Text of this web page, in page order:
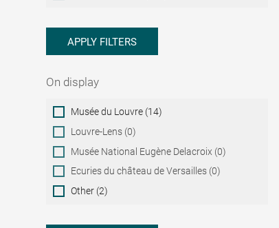
APPLY FILTERS
On display
On
display
Musée du Louvre (14)
Louvre-Lens (0)
Musée National Eugène Delacroix (0)
Ecuries du château de Versailles (0)
Other (2)